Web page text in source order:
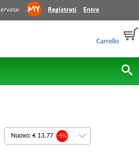
Registrati Entra
Carrello
Nuovo: € 13,77-5%